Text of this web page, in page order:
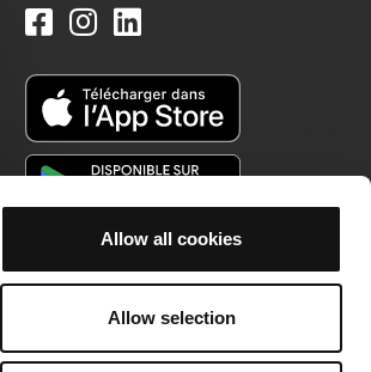
Allow all cookies
Allow selection